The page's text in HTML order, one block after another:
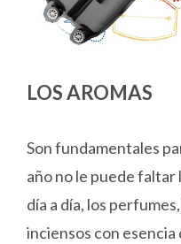
LOS AROMAS
Son fundamentales
año no le puede faltar
día a día, los
inciensos con esencia